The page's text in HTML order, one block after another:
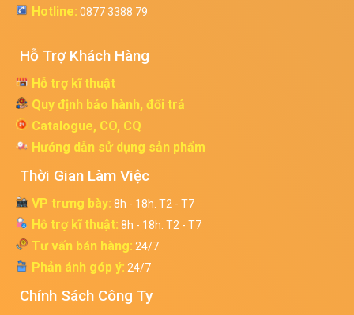
Hotline: 0877 3388 79
Hỗ Trợ Khách Hàng
Hỗ trợ kĩ thuật
Quy định bảo hành, đổi trả
Catalogue, CO, CQ
Hướng dẫn sử dụng sản phẩm
Thời Gian Làm Việc
VP trưng bày: 8h - 18h. T2 - T7
Hỗ trợ kĩ thuật: 8h - 18h. T2 - T7
Tư vấn bán hàng: 24/7
Phản ánh góp ý: 24/7
Chính Sách Công Ty